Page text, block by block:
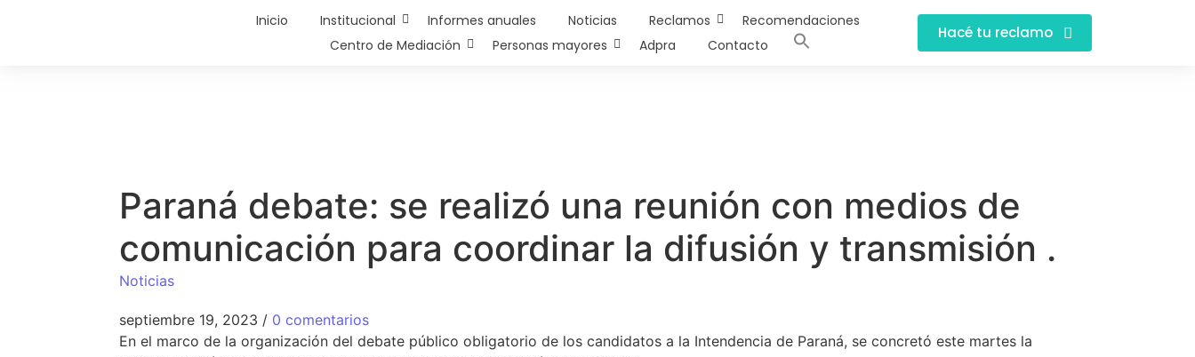
Inicio Institucional Informes anuales Noticias Reclamos
Recomendaciones
Centro de Mediación
Personas mayores Adpra Contacto
Hacé tu reclamo
Paraná debate: se realizó una reunión con medios de
comunicación para coordinar la difusión y transmisión .
Noticias
septiembre 19, 2023 / 0 comentarios
En el marco de la organización del debate público obligatorio de los candidatos a la Intendencia de Paraná, se concretó este martes la